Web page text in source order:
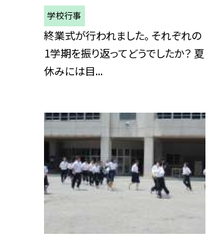
学校行事
終業式が行われました。 それぞれの
1学期を振り返ってどうでしたか？ 夏
休みには目...